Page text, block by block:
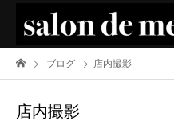
ブログ 店内撮影
店内撮影